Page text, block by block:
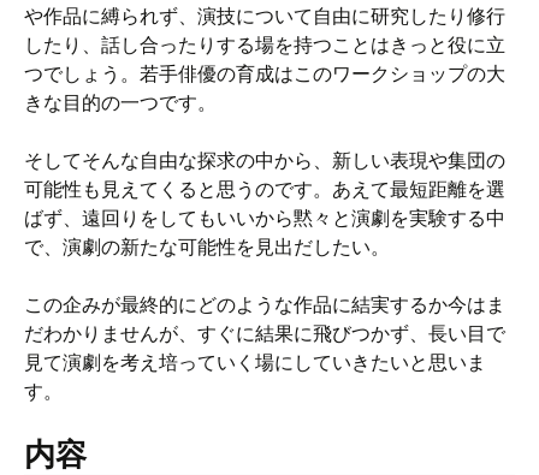
や作品に縛られず、演技について自由に研究したり修行
したり、話し合ったりする場を持つことはきっと役に立
つでしょう。若手俳優の育成はこのワークショップの大
きな目的の一つです。
そしてそんな自由な探求の中から、新しい表現や集団の
可能性も見えてくると思うのです。あえて最短距離を選
ばず、遠回りをしてもいいから黙々と演劇を実験する中
で、演劇の新たな可能性を見出だしたい。
この企みが最終的にどのような作品に結実するか今はま
だわかりませんが、すぐに結果に飛びつかず、長い目で
見て演劇を考え培っていく場にしていきたいと思いま
す。
内容